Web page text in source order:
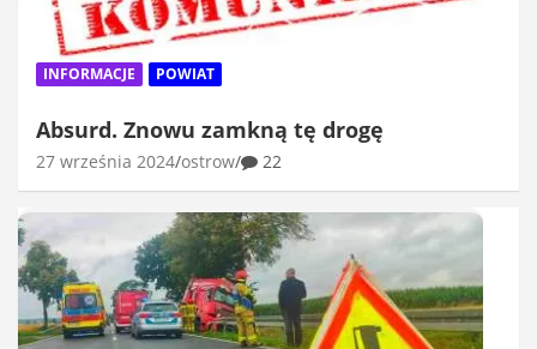
INFORMACJE POWIAT
Absurd. Znowu zamkną tę drogę
27 września 2024 ostrow 22